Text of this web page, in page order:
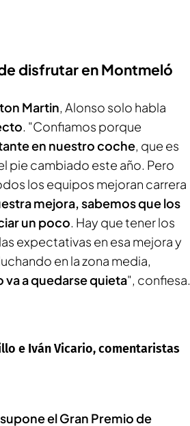
disfrutar en Montmeló
Martin, Alonso solo habla
. "Confiamos porque
en nuestro coche, que es
pie cambiado este año. Pero
los equipos mejoran carrera
mejora, sabemos que los
un poco. Hay que tener los
expectativas en esa mejora y
en la zona media,
va a quedarse quieta", confiesa.
e Iván Vicario, comentaristas
el Gran Premio de